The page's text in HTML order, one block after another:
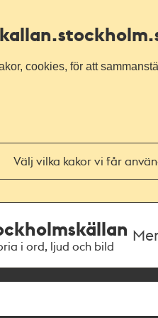
cookies, för att
Välj vilka kakor vi får
i ord, ljud och bild